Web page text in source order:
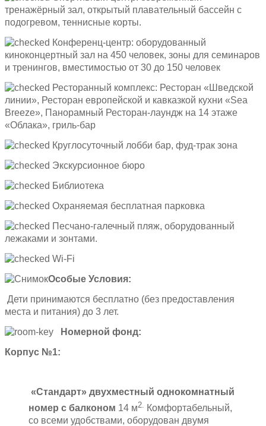
тренажёрный зал, открытый плавательный бассейн с
подогревом, теннисные корты.
Конференц-центр: оборудованный
киноконцертный зал на 450 человек, зоны для семинаров
и тренингов, вместимостью от 30 до 150 человек
Ресторанный комплекс: Ресторан «Шведской
линии», Ресторан европейской и кавказкой кухни «Sea
Breeze», Панорамный Ресторан-лаундж на 14 этаже
«Облака», гриль-бар
Круглосуточный лобби бар, фуд-трак зона
Экскурсионное бюро
Библиотека
Охраняемая бесплатная парковка
Песчано-галечный пляж, оборудованный
лежаками и зонтами.
Wi-Fi
Особые Условия:
Дети принимаются бесплатно (без предоставления
места и питания) до 3 лет.
Номерной фонд:
Корпус №1:
«Стандарт» двухместный однокомнатный
номер с балконом 14 м2.
Комфортабельный,
со всеми удобствами, оборудован двумя